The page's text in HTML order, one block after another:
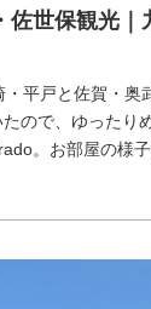
佐世保観光｜
平戸と佐賀・奥
ので、ゆったり
。お部屋の様